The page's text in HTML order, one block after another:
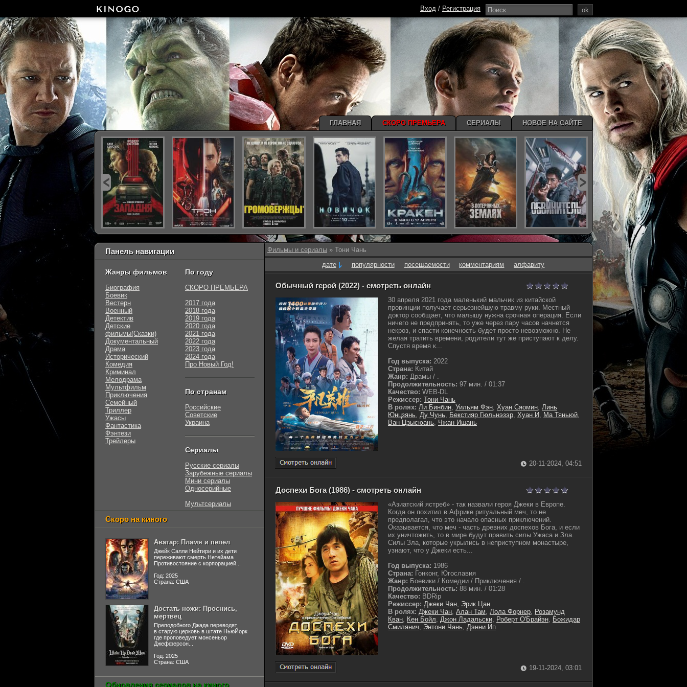
Фильмы и сериалы » Тони Чань
дате
популярности посещаемости комментариям алфавиту
Обычный герой (2022) - смотреть онлайн
30 апреля 2021 года маленький мальчик из китайской
провинции получает серьезнейшую травму руки. Местный
доктор сообщает, что малышу нужна срочная операция. Если
ничего не предпринять, то уже через пару часов начнется
некроз, и спасти конечность будет просто невозможно. Не
желая тратить времени, родители тут же приступают к делу.
Спустя время к...
Год выпуска: 2022
Страна: Китай
Жанр: Драмы / .
Продолжительность: 97 мин. / 01:37
Качество: WEB-DL
Режиссер: Тони Чань
В ролях: Ли Бинбин, Уильям Фэн, Хуан Сяомин, Линь
Юнцзянь, Ду Чунь, Бекстияр Гюльнэзэр, Хуан И, Ма Тяньюй,
Ван Цзысюань, Чжан Ишань
20-11-2024, 04:51
Доспехи Бога (1986) - смотреть онлайн
«Азиатский ястреб» - так назвали героя Джеки в Европе.
Когда он похитил в Африке ритуальный меч, то не
предполагал, что это начало опасных приключений.
Оказывается, что меч - часть древних доспехов Бога, и если
их уничтожить, то в мире будут править силы Ужаса и Зла.
Силы Зла, которые укрылись в неприступном монастыре,
узнают, что у Джеки есть...
Год выпуска: 1986
Страна: Гонконг, Югославия
Жанр: Боевики / Комедии / Приключения / .
Продолжительность: 88 мин. / 01:28
Качество: BDRip
Режиссер: Джеки Чан, Эрик Цан
В ролях: Джеки Чан, Алан Там, Лола Форнер, Розамунд
Кван, Кен Бойл, Джон Ладальски, Роберт О'Брайэн, Божидар
Смилянич, Энтони Чань, Дэнни Ип
19-11-2024, 03:01
Панель навигации
Жанры фильмов
Биография
Боевик
Вестерн
Военный
Детектив
Детские
фильмы(Сказки)
Документальный
Драма
Исторический
Комедия
Криминал
Мелодрама
Мультфильм
Приключения
Семейный
Триллер
Ужасы
Фантастика
Фэнтези
Трейлеры
По году
СКОРО ПРЕМЬЕРА
2017 года
2018 года
2019 года
2020 года
2021 года
2022 года
2023 года
2024 года
Про Новый Год!
По странам
Российские
Советские
Украина
Сериалы
Русские сериалы
Зарубежные сериалы
Мини сериалы
Односерийные
Мультсериалы
Скоро на киного
Аватар: Пламя и пепел
Джейк Салли Нейтири и их дети
переживают смерть Нетейама
Противостояние с корпорацией...
Год: 2025
Страна: США
Достать ножи: Проснись,
мертвец
Преподобного Джада переводят
в старую церковь в штате НьюЙорк
где проповедует монсеньор
Джефферсон...
Год: 2025
Страна: США
Обновления сериалов на киного
ok
Вход / Регистрация
ГЛАВНАЯ СКОРО ПРЕМЬЕРА СЕРИАЛЫ НОВОЕ НА САЙТЕ